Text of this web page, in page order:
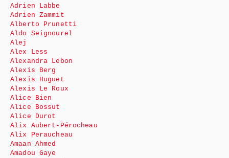
Adrien Labbe
Adrien Zammit
Alberto Prunetti
Aldo Seignourel
Alej
Alex Less
Alexandra Lebon
Alexis Berg
Alexis Huguet
Alexis Le Roux
Alice Bien
Alice Bossut
Alice Durot
Alix Aubert-Pérocheau
Alix Peraucheau
Amaan Ahmed
Amadou Gaye